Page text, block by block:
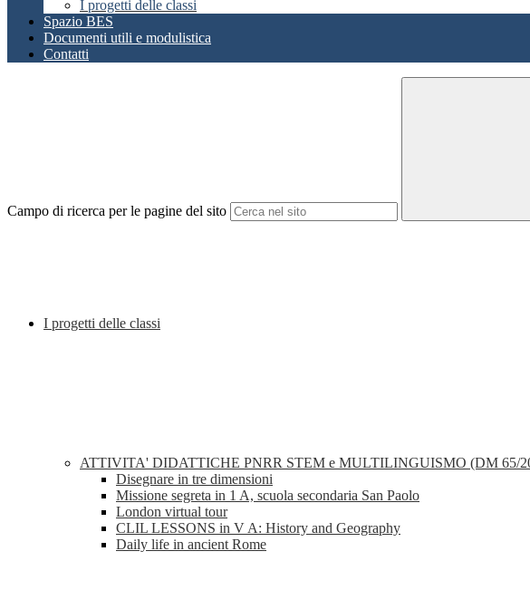
I progetti delle classi
Spazio BES
Documenti utili e modulistica
Contatti
Campo di ricerca per le pagine del sito
I progetti delle classi
ATTIVITA' DIDATTICHE PNRR STEM e MULTILINGUISMO (DM 65/
Disegnare in tre dimensioni
Missione segreta in 1 A, scuola secondaria San Paolo
London virtual tour
CLIL LESSONS in V A: History and Geography
Daily life in ancient Rome